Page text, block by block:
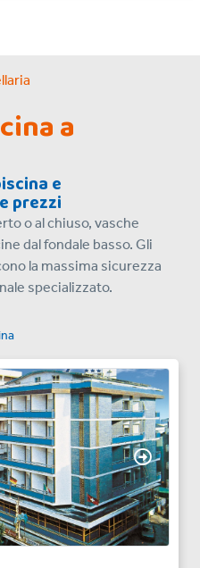
a
e
prezzi
o al chiuso, vasche
dal fondale basso. Gli
la massima sicurezza
specializzato.